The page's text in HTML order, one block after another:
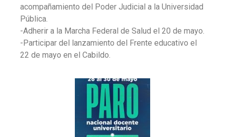
acompañamiento del Poder Judicial a la Universidad
Pública.
-Adherir a la Marcha Federal de Salud el 20 de mayo.
-Participar del lanzamiento del Frente educativo el
22 de mayo en el Cabildo.